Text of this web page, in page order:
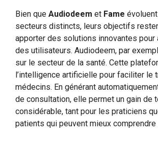
Bien que Audiodeem et Fame
secteurs distincts, leurs objectifs
apporter des solutions innovantes pour
des utilisateurs. Audiodeem, par
sur le secteur de la santé. Cette
l’intelligence artificielle pour faciliter le
médecins. En générant
de consultation, elle permet un gain de
considérable, tant pour les praticiens
patients qui peuvent mieux